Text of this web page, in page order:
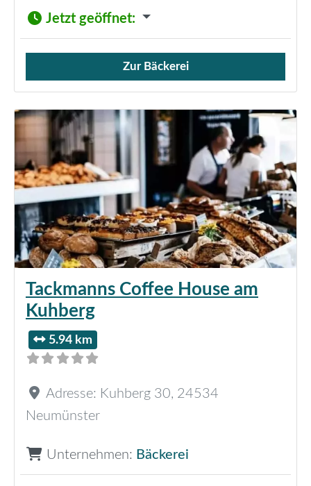
Jetzt geöffnet:
Verkauf von Brötchen,
Zur Bäckerei
Tackmanns Coffee House am
Kuhberg
5.94 km
Adresse: Kuhberg 30, 24534
Neumünster
Unternehmen: Bäckerei